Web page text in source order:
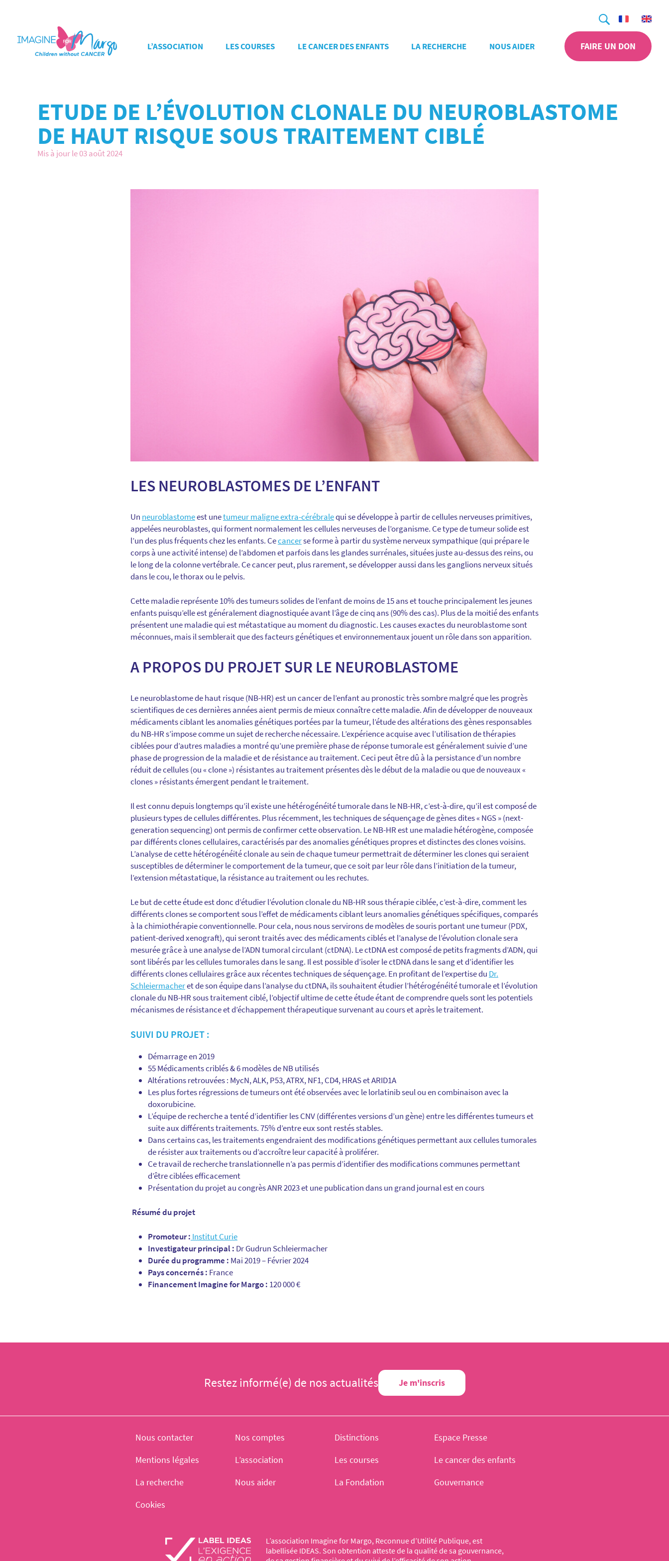
Recherche
L’ASSOCIATION LES COURSES LE CANCER DES ENFANTS LA RECHERCHE NOUS AIDER FAIRE UN DON
ETUDE DE L’ÉVOLUTION CLONALE DU NEUROBLASTOME
DE HAUT RISQUE SOUS TRAITEMENT CIBLÉ
Mis à jour le 03 août 2024
LES NEUROBLASTOMES DE L’ENFANT
Un neuroblastomeest unetumeur maligne extra-cérébralequi se développe à partir de cellules nerveuses primitives,
appelées neuroblastes, qui forment normalement les cellules nerveuses de l’organisme. Ce type de tumeur solide est
l’un des plus fréquents chez les enfants. Cecancerse forme à partir du système nerveux sympathique (qui prépare le
corps à une activité intense) de l’abdomen et parfois dans les glandes surrénales, situées juste au-dessus des reins, ou
le long de la colonne vertébrale. Ce cancer peut, plus rarement, se développer aussi dans les ganglions nerveux situés
dans le cou, le thorax ou le pelvis.
Cette maladie représente 10% des tumeurs solides de l’enfant de moins de 15 ans et touche principalement les jeunes
enfants puisqu’elle est généralement diagnostiquée avant l’âge de cinq ans (90% des cas). Plus de la moitié des enfants
présentent une maladie qui est métastatique au moment du diagnostic. Les causes exactes du neuroblastome sont
méconnues, mais il semblerait que des facteurs génétiques et environnementaux jouent un rôle dans son apparition.
A PROPOS DU PROJET SUR LE NEUROBLASTOME
Le neuroblastome de haut risque (NB-HR) est un cancer de l’enfant au pronostic très sombre malgré que les progrès
scientifiques de ces dernières années aient permis de mieux connaître cette maladie. Afin de développer de nouveaux
médicaments ciblant les anomalies génétiques portées par la tumeur, l’étude des altérations des gènes responsables
du NB-HR s’impose comme un sujet de recherche nécessaire. L’expérience acquise avec l’utilisation de thérapies
ciblées pour d’autres maladies a montré qu’une première phase de réponse tumorale est généralement suivie d’une
phase de progression de la maladie et de résistance au traitement. Ceci peut être dû à la persistance d’un nombre
réduit de cellules (ou « clone ») résistantes au traitement présentes dès le début de la maladie ou que de nouveaux «
clones » résistants émergent pendant le traitement.
Il est connu depuis longtemps qu’il existe une hétérogénéité tumorale dans le NB-HR, c’est-à-dire, qu’il est composé de
plusieurs types de cellules différentes. Plus récemment, les techniques de séquençage de gènes dites « NGS » (next-
generation sequencing) ont permis de confirmer cette observation. Le NB-HR est une maladie hétérogène, composée
par différents clones cellulaires, caractérisés par des anomalies génétiques propres et distinctes des clones voisins.
L’analyse de cette hétérogénéité clonale au sein de chaque tumeur permettrait de déterminer les clones qui seraient
susceptibles de déterminer le comportement de la tumeur, que ce soit par leur rôle dans l’initiation de la tumeur,
l’extension métastatique, la résistance au traitement ou les rechutes.
Le but de cette étude est donc d’étudier l’évolution clonale du NB-HR sous thérapie ciblée, c’est-à-dire, comment les
différents clones se comportent sous l’effet de médicaments ciblant leurs anomalies génétiques spécifiques, comparés
à la chimiothérapie conventionnelle. Pour cela, nous nous servirons de modèles de souris portant une tumeur (PDX,
patient-derived xenograft), qui seront traités avec des médicaments ciblés et l’analyse de l’évolution clonale sera
mesurée grâce à une analyse de l’ADN tumoral circulant (ctDNA). Le ctDNA est composé de petits fragments d’ADN, qui
sont libérés par les cellules tumorales dans le sang. Il est possible d’isoler le ctDNA dans le sang et d’identifier les
différents clones cellulaires grâce aux récentes techniques de séquençage. En profitant de l’expertise du Dr.
Schleiermacheret de son équipe dans l’analyse du ctDNA, ils souhaitent étudier l’hétérogénéité tumorale et l’évolution
clonale du NB-HR sous traitement ciblé, l’objectif ultime de cette étude étant de comprendre quels sont les potentiels
mécanismes de résistance et d’échappement thérapeutique survenant au cours et après le traitement.
SUIVI DU PROJET :
Démarrage en 2019
55 Médicaments criblés & 6 modèles de NB utilisés
Altérations retrouvées : MycN, ALK, P53, ATRX, NF1, CD4, HRAS et ARID1A
Les plus fortes régressions de tumeurs ont été observées avec le lorlatinib seul ou en combinaison avec la
doxorubicine.
L’équipe de recherche a tenté d’identifier les CNV (différentes versions d’un gène) entre les différentes tumeurs et
suite aux différents traitements. 75% d’entre eux sont restés stables.
Dans certains cas, les traitements engendraient des modifications génétiques permettant aux cellules tumorales
de résister aux traitements ou d’accroître leur capacité à proliférer.
Ce travail de recherche translationnelle n’a pas permis d’identifier des modifications communes permettant
d’être ciblées efficacement
Présentation du projet au congrès ANR 2023 et une publication dans un grand journal est en cours
Résumé du projet
Promoteur : Institut Curie
Investigateur principal : Dr Gudrun Schleiermacher
Durée du programme : Mai 2019 – Février 2024
Pays concernés : France
Financement Imagine for Margo : 120 000 €
Restez informé(e) de nos actualités Je m'inscris
L’association Imagine for Margo, Reconnue d’Utilité Publique, est
labellisée IDEAS. Son obtention atteste de la qualité de sa gouvernance,
Nous contacter Nos comptes Distinctions
Espace Presse
Mentions légales
L’association Les courses
Le cancer des enfants
La recherche
Nous aider La Fondation
Gouvernance
Cookies